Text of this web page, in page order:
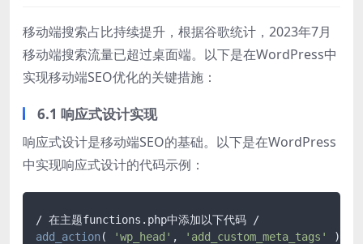
移动端搜索占比持续提升，根据谷歌统计，2023年7月
移动端搜索流量已超过桌面端。以下是在WordPress中
实现移动端SEO优化的关键措施：
6.1 响应式设计实现
响应式设计是移动端SEO的基础。以下是在WordPress
中实现响应式设计的代码示例：
add_action( 'wp_head' , 'add_custom_meta_tags'